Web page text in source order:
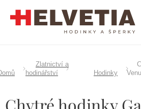
Zlatnictví a
hodinářství
Hodinky